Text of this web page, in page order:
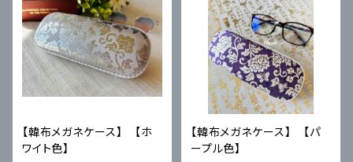
【韓布メガネケース】 【ホ
ワイト色】
【韓布メガネケース】 【パ
ープル色】